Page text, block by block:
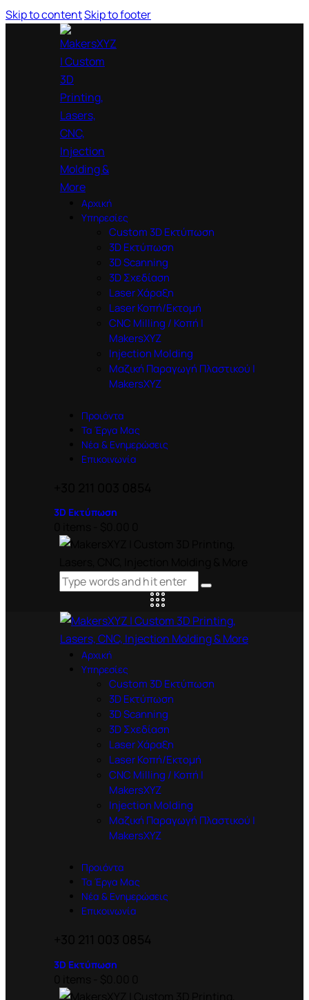
Skip to contentSkip to footer
Αρχική
Υπηρεσίες
Custom 3D Εκτύπωση
3D Εκτύπωση
3D Scanning
3D Σχεδίαση
Laser Χάραξη
Laser Κοπή/Εκτομή
CNC Milling / Κοπή |
MakersXYZ
Injection Molding
Μαζική Παραγωγή Πλαστικού |
MakersXYZ
Προιόντα
Τα Έργα Μας
Νέα & Ενημερώσεις
Επικοινωνία
3D Εκτύπωση
Αρχική
Υπηρεσίες
Custom 3D Εκτύπωση
3D Εκτύπωση
3D Scanning
3D Σχεδίαση
Laser Χάραξη
Laser Κοπή/Εκτομή
CNC Milling / Κοπή |
MakersXYZ
Injection Molding
Μαζική Παραγωγή Πλαστικού |
MakersXYZ
Προιόντα
Τα Έργα Μας
Νέα & Ενημερώσεις
Επικοινωνία
3D Εκτύπωση